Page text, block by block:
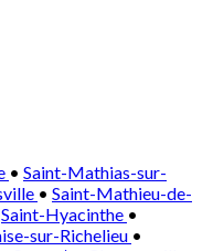
• Saint-Mathias-sur-
• Saint-Mathieu-de-
Saint-Hyacinthe •
sur-Richelieu •